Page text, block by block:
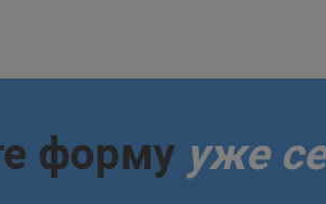
форму уже